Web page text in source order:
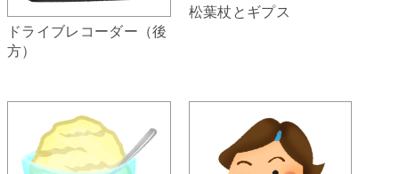
ドライブレコーダー（後
方）
松葉杖とギプス